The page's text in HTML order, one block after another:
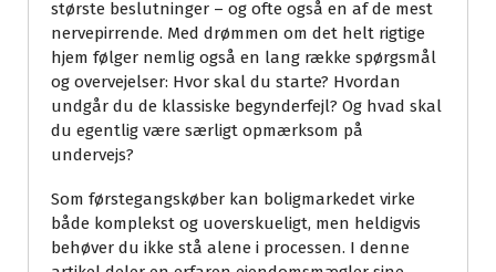
største beslutninger – og ofte også en af de mest
nervepirrende. Med drømmen om det helt rigtige
hjem følger nemlig også en lang række spørgsmål
og overvejelser: Hvor skal du starte? Hvordan
undgår du de klassiske begynderfejl? Og hvad skal
du egentlig være særligt opmærksom på
undervejs?
Som førstegangskøber kan boligmarkedet virke
både komplekst og uoverskueligt, men heldigvis
behøver du ikke stå alene i processen. I denne